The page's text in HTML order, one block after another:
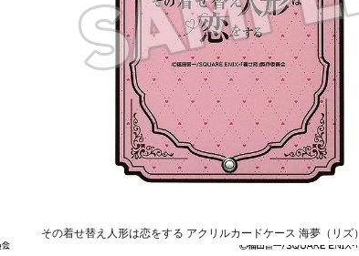
その着せ替え人形は恋をする アクリルカードケース 海夢（リズ）
種類を選択